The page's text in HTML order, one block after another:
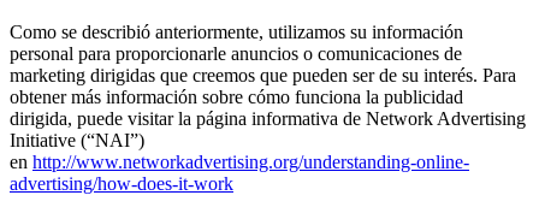
Como se describió anteriormente, utilizamos su información
personal para proporcionarle anuncios o comunicaciones de
marketing dirigidas que creemos que pueden ser de su interés. Para
obtener más información sobre cómo funciona la publicidad
dirigida, puede visitar la página informativa de Network Advertising
Initiative (“NAI”)
en http://www.networkadvertising.org/understanding-online-
advertising/how-does-it-work